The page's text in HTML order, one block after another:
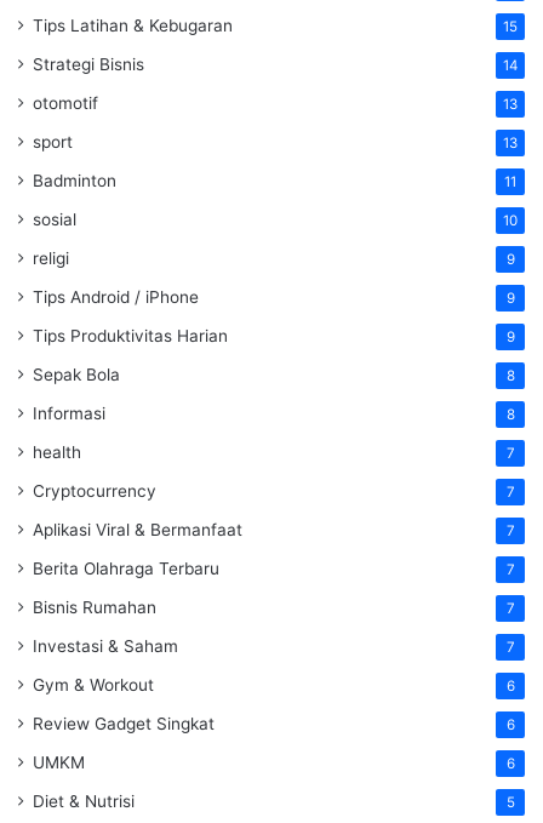
Tips Latihan & Kebugaran 15
Strategi Bisnis 14
otomotif 13
sport 13
Badminton 11
sosial 10
religi 9
Tips Android / iPhone 9
Tips Produktivitas Harian 9
Sepak Bola 8
Informasi 8
health 7
Cryptocurrency 7
Aplikasi Viral & Bermanfaat 7
Berita Olahraga Terbaru 7
Bisnis Rumahan 7
Investasi & Saham 7
Gym & Workout 6
Review Gadget Singkat 6
UMKM 6
Diet & Nutrisi 5